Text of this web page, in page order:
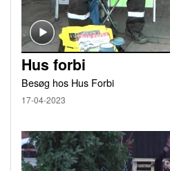
Hus forbi
Besøg hos Hus Forbi
17-04-2023